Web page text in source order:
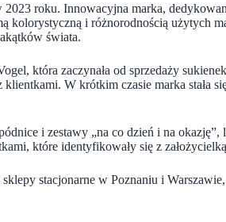
roku. Innowacyjna marka,
kolorystyczną i różnorodnością użytych
świata.
która zaczynała od sprzedaży
W krótkim czasie marka stała
i zestawy „na co dzień i na
które identyfikowały się z założycielką
sklepy stacjonarne w Poznaniu i